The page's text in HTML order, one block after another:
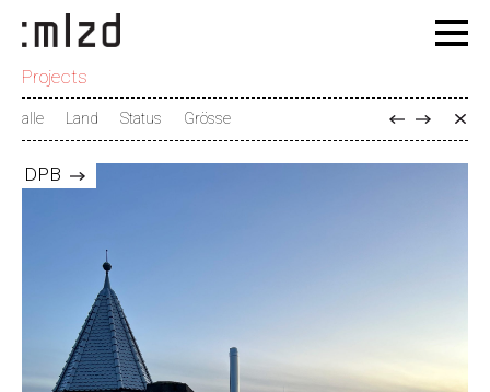
Projects
alle Land Status Grösse
DPB